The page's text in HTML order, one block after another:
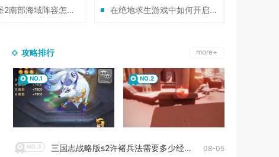
地下城堡2南部海域阵容怎么搭配比较好
在绝地求生游戏中如何开启预在地图
攻略排行 more+
NO.1 NO.2
NO.3 三国志战略版s2许褚兵法需要多少经验 08-05